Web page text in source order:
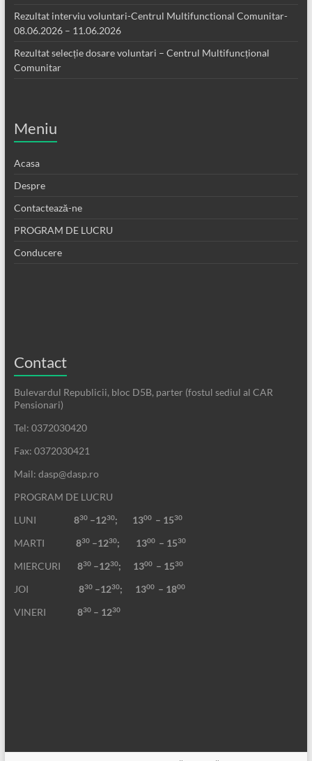
Rezultat interviu voluntari-Centrul Multifunctional Comunitar-
08.06.2026 – 11.06.2026
Rezultat selecție dosare voluntari – Centrul Multifuncțional
Comunitar
Meniu
Acasa
Despre
Contactează-ne
PROGRAM DE LUCRU
Conducere
Contact
Bulevardul Republicii, bloc D5B, parter (fostul sediul al CAR
Pensionari)
Tel: 0372030420
Fax: 0372030421
Mail: dasp@dasp.ro
PROGRAM DE LUCRU
LUNI
830–1230; 1300 – 1530
MARTI 830–1230; 1300 – 1530
MIERCURI 830–1230; 1300 – 1530
JOI 830–1230; 1300 – 1800
VINERI 830– 1230